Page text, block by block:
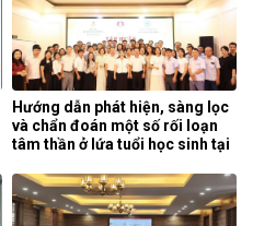
Hướng dẫn phát hiện, sàng lọc
và chẩn đoán một số rối loạn
tâm thần ở lứa tuổi học sinh tại